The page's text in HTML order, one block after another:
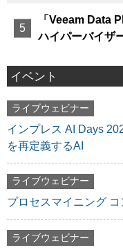
「Veeam Data
ハイパーバイザ
イベント
ライブウェビナー
インプレス AI Days
を再定義するAI
ライブウェビナー
プロセスマイニング
ライブウェビナー